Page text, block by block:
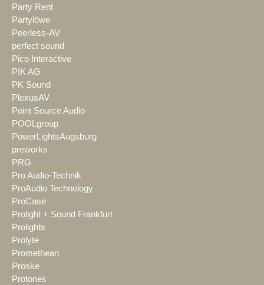
Party Rent
Partylöwe
Peerless-AV
perfect sound
Pico Interactive
PIK AG
PK Sound
PlexusAV
Point Source Audio
POOLgroup
PowerLightsAugsburg
preworks
PRG
Pro Audio-Technik
ProAudio Technology
ProCase
Prolight + Sound Frankfurt
Prolights
Prolyte
Promethean
Proske
Protones